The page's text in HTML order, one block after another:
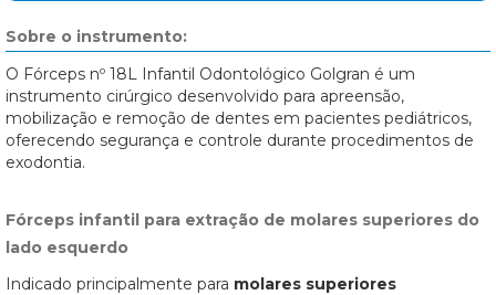
Sobre o instrumento:
O Fórceps nº 18L Infantil Odontológico Golgran é um
instrumento cirúrgico desenvolvido para apreensão,
mobilização e remoção de dentes em pacientes pediátricos,
oferecendo segurança e controle durante procedimentos de
exodontia.
Fórceps infantil para extração de molares superiores do
lado esquerdo
Indicado principalmente para molares superiores